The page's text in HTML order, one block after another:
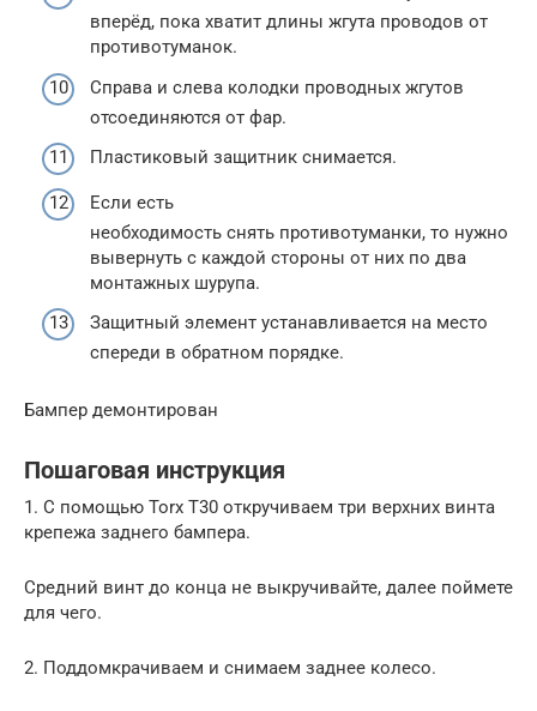
вперёд, пока хватит длины жгута проводов от
противотуманок.
Справа и слева колодки проводных жгутов
отсоединяются от фар.
Пластиковый защитник снимается.
Если есть
необходимость снять противотуманки, то нужно
вывернуть с каждой стороны от них по два
монтажных шурупа.
Защитный элемент устанавливается на место
спереди в обратном порядке.
Бампер демонтирован
Пошаговая инструкция
1. С помощью Torx T30 откручиваем три верхних винта
крепежа заднего бампера.
Средний винт до конца не выкручивайте, далее поймете
для чего.
2. Поддомкрачиваем и снимаем заднее колесо.